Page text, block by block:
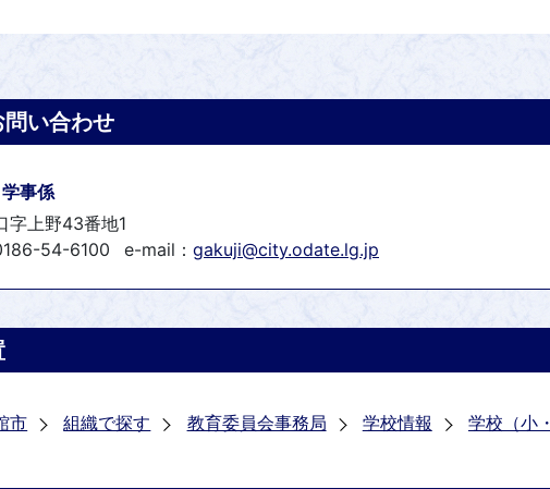
い合わせ
事係
字上野43番地1
54-6100 e-mail： gakuji@city.odate.lg.jp
市 組織で探す 教育委員会事務局 学校情報
学校（小